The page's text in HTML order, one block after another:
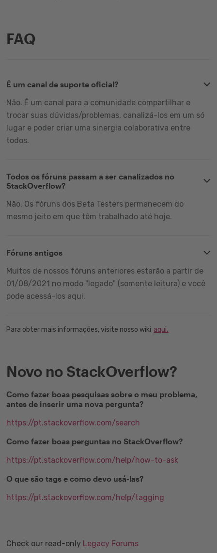
FAQ
É um canal de suporte oficial?
Não. É um canal para a comunidade compartilhar e
trocar suas dúvidas/problemas, canalizá-los em um só
lugar e poder criar uma sinergia colaborativa entre
todos.
Todos os fóruns passam a ser canalizados no
StackOverflow?
Não. Os fóruns dos Beta Testers permanecem do
mesmo jeito em que têm trabalhado até hoje.
Fóruns antigos
Muitos de nossos fóruns anteriores estarão a partir de
01/08/2021 no modo "legado" (somente leitura) e você
pode acessá-los aqui.
Para obter mais informações, visite nosso wiki aqui.
Novo no StackOverflow?
Como fazer boas pesquisas sobre o meu problema,
antes de inserir uma nova pergunta?
https://pt.stackoverflow.com/search
Como fazer boas perguntas no StackOverflow?
https://pt.stackoverflow.com/help/how-to-ask
O que são tags e como devo usá-las?
https://pt.stackoverflow.com/help/tagging
Check our read-only Legacy Forums